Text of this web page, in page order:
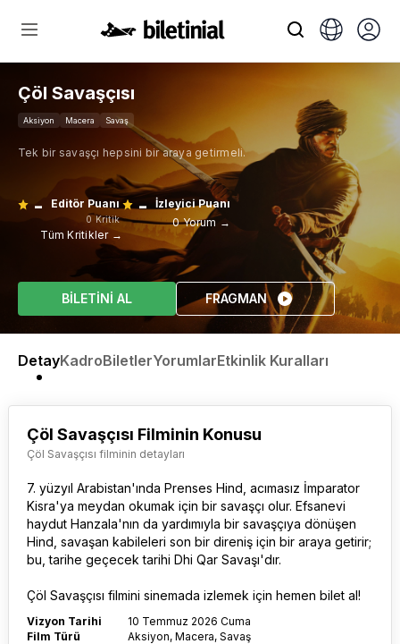
Çöl Savaşçısı
Aksiyon Macera Savaş
Tek bir savaşçı hepsini bir araya getirmeli.
- Editör Puanı
0 Kritik
Tüm Kritikler →
- İzleyici Puanı
0 Yorum →
BİLETİNİ AL FRAGMAN
DetayKadroBiletlerYorumlarEtkinlik Kuralları
Çöl Savaşçısı Filminin Konusu
Çöl Savaşçısı filminin detayları
7. yüzyıl Arabistan'ında Prenses Hind, acımasız İmparator
Kisra'ya meydan okumak için bir savaşçı olur. Efsanevi
haydut Hanzala'nın da yardımıyla bir savaşçıya dönüşen
Hind, savaşan kabileleri son bir direniş için bir araya getirir;
bu, tarihe geçecek tarihi Dhi Qar Savaşı'dır.
Çöl Savaşçısı filmini sinemada izlemek için hemen bilet al!
Vizyon Tarihi
10 Temmuz 2026 Cuma
Film Türü
Aksiyon, Macera, Savaş